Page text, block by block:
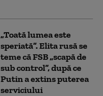
„Toată lumea este
speriată”. Elita rusă se
teme că FSB „scapă de
sub control”, după ce
Putin a extins puterea
serviciului